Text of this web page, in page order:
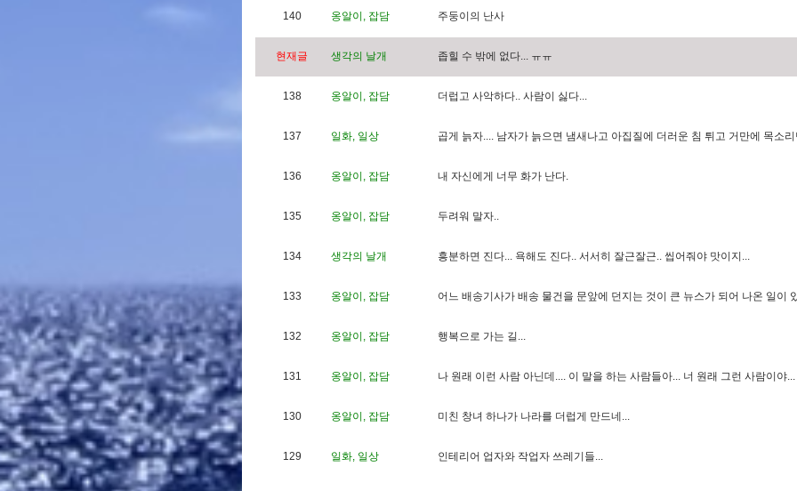
140 옹알이, 잡담 주둥이 의 난사
현재글 생각의 날개 좁힐 수 밖에 없 다... ㅠㅠ
138 옹알이, 잡담 더 럽 고 사악하다.. 사람이 싫다...
137 일화, 일상 곱게 늙자.... 남자가 늙으면 냄새 나고 아집 질에 더 러 운 침 튀 고 거 만에 목소리
136 옹알이, 잡담 내 자신에 게 너 무 화가 난다.
135 옹알이, 잡담 두려워 말자..
134 생각의 날개 흥분하면 진다... 욕해 도 진다.. 서서히 잘근잘근.. 씹 어줘 야 맛이 지 ...
133 옹알이, 잡담 어 느 배 송기 사가 배 송 물건 을 문앞에 던 지 는 것이 큰 뉴스가 되 어 나온 일 이
132 옹알이, 잡담 행복으로 가는 길 ...
131 옹알이, 잡담 나 원래 이 런 사람 아닌데 .... 이 말을 하는 사람들아... 너 원래 그런 사람이 야...
130 옹알이, 잡담 미 친 창녀 하나가 나라를 더 럽게 만드네 ...
129 일화, 일상 인테 리 어 업자와 작업자 쓰레 기 들...